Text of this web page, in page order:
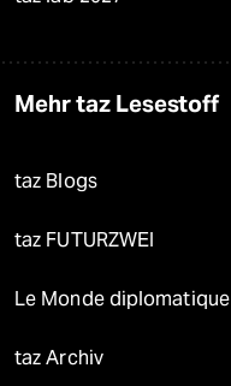
Mehr taz Lesestoff
taz Blogs
taz FUTURZWEI
Le Monde diplomatique
taz Archiv